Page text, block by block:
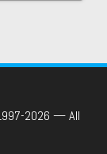
2026 — All